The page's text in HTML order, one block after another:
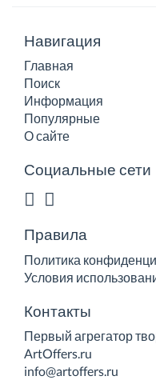
Навигация
Главная
Поиск
Информация
Популярные
О сайте
Социальные сети
Правила
Политика
Условия
Контакты
Первый агрегатор
ArtOffers.ru
info@artoffers.ru